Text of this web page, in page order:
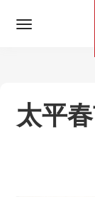
太平